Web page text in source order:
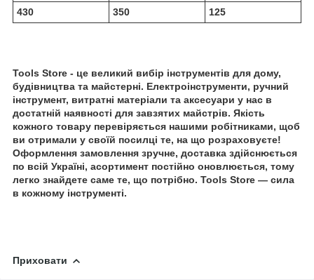
430
350 125
Tools Store - це великий вибір інструментів для дому,
будівництва та майстерні. Електроінструменти, ручний
інструмент, витратні матеріали та аксесуари у нас в
достатній наявності для завзятих майстрів. Якість
кожного товару перевіряється нашими робітниками, щоб
ви отримали у своїй посилці те, на що розраховуєте!
Оформлення замовлення зручне, доставка здійснюється
по всій Україні, асортимент постійно оновлюється, тому
легко знайдете саме те, що потрібно. Tools Store — сила
в кожному інструменті.
Приховати